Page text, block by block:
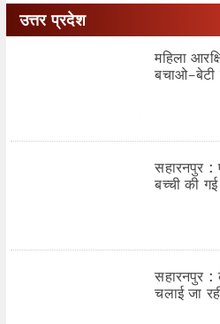
उत्तर प्रदेश
महिला
बचाओ-बेटी
सहारनपुर :
बच्ची की
सहारनपुर :
चलाई जा